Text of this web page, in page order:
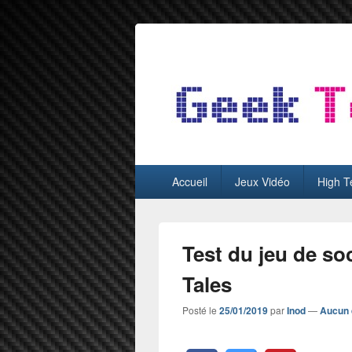
GeekTest
principalAccueil Jeux Vidéo High
Test du jeu de
Tales
Posté le 25/01/2019parInod—Aucun